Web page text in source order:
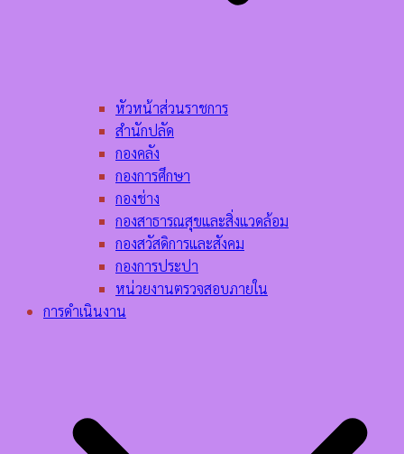
หัวหน้าส่วนราชการ
สำนักปลัด
กองคลัง
กองการศึกษา
กองช่าง
กองสาธารณสุขและสิ่งแวดล้อม
กองสวัสดิการและสังคม
กองการประปา
หน่วยงานตรวจสอบภายใน
การดำเนินงาน